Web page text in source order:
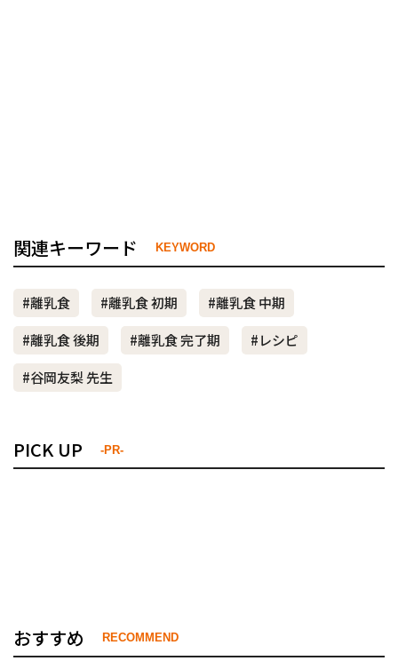
関連キーワード KEYWORD
#離乳食 #離乳食 初期
#離乳食 中期
#離乳食 後期
#離乳食 完了期
#レシピ
#谷岡友梨 先生
PICK UP -PR-
おすすめ RECOMMEND